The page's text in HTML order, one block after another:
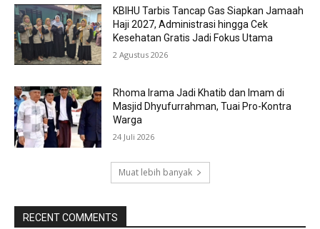
KBIHU Tarbis Tancap Gas Siapkan Jamaah
Haji 2027, Administrasi hingga Cek
Kesehatan Gratis Jadi Fokus Utama
2 Agustus 2026
Rhoma Irama Jadi Khatib dan Imam di
Masjid Dhyufurrahman, Tuai Pro-Kontra
Warga
24 Juli 2026
Muat lebih banyak
RECENT COMMENTS